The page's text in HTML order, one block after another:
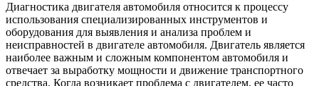
Диагностика двигателя автомобиля относится к процессу
использования специализированных инструментов и
оборудования для выявления и анализа проблем и
неисправностей в двигателе автомобиля. Двигатель является
наиболее важным и сложным компонентом автомобиля и
отвечает за выработку мощности и движение транспортного
средства. Когда возникает проблема с двигателем, ее часто